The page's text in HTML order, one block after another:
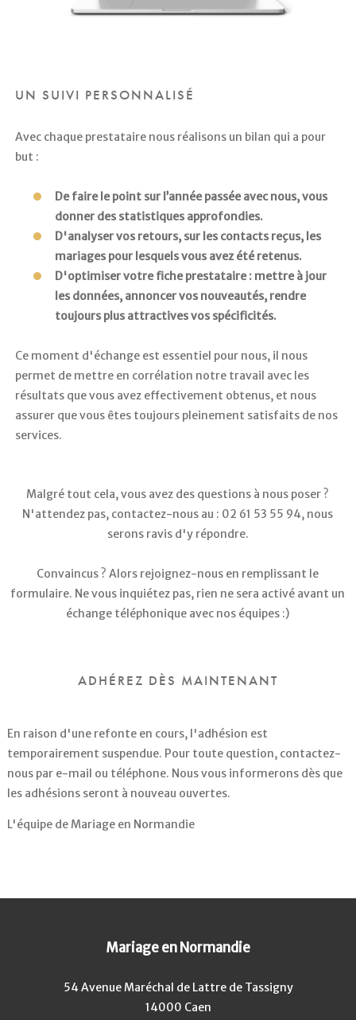
UN SUIVI PERSONNALISÉ
Avec chaque prestataire nous réalisons un bilan qui a pour
but :
De faire le point sur l’année passée avec nous, vous
donner des statistiques approfondies.
D'analyser vos retours, sur les contacts reçus, les
mariages pour lesquels vous avez été retenus.
D'optimiser votre fiche prestataire : mettre à jour
les données, annoncer vos nouveautés, rendre
toujours plus attractives vos spécificités.
Ce moment d'échange est essentiel pour nous, il nous
permet de mettre en corrélation notre travail avec les
résultats que vous avez effectivement obtenus, et nous
assurer que vous êtes toujours pleinement satisfaits de nos
services.
Malgré tout cela, vous avez des questions à nous poser ?
N'attendez pas, contactez-nous au : 02 61 53 55 94, nous
serons ravis d'y répondre.
Convaincus ? Alors rejoignez-nous en remplissant le
formulaire. Ne vous inquiétez pas, rien ne sera activé avant un
échange téléphonique avec nos équipes :)
ADHÉREZ DÈS MAINTENANT
En raison d'une refonte en cours, l'adhésion est
temporairement suspendue. Pour toute question, contactez-
nous par e-mail ou téléphone. Nous vous informerons dès que
les adhésions seront à nouveau ouvertes.
L'équipe de Mariage en Normandie
Mariage en Normandie
54 Avenue Maréchal de Lattre de Tassigny
14000 Caen